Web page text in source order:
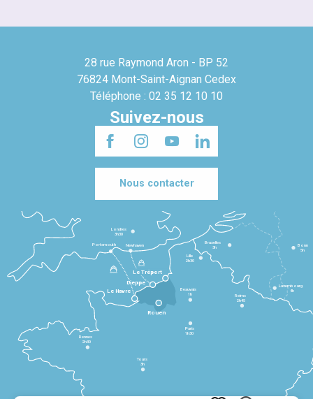
28 rue Raymond Aron - BP 52
76824 Mont-Saint-Aignan Cedex
Téléphone : 02 35 12 10 10
Suivez-nous
Nous contacter
Le Havre
Dieppe
Le Tréport
Rennes
2h30
Tours
3h
Paris
1h30
Beauvais
1h
Reims
2h45
Lille
2h30
Bruxelles
3h
Londres
3h30
Newhaven
Portsmouth
Bonn
5h
Luxembourg
4h
Rouen